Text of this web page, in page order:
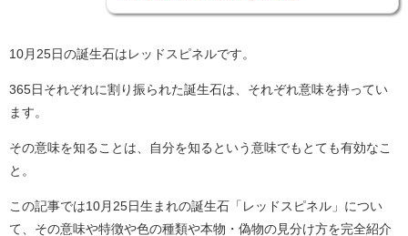
10月25日の誕生石はレッドスピネルです。
365日それぞれに割り振られた誕生石は、それぞれ意味を持ってい
ます。
その意味を知ることは、自分を知るという意味でもとても有効なこ
と。
この記事では10月25日生まれの誕生石「レッドスピネル」につい
て、その意味や特徴や色の種類や本物・偽物の見分け方を完全紹介